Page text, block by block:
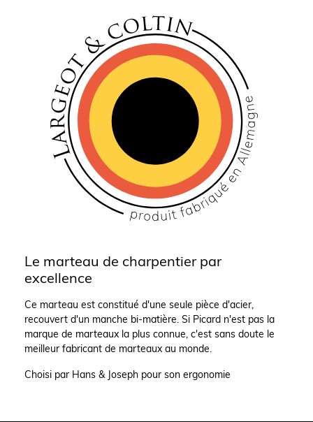
Le marteau de charpentier par
excellence
Ce marteau est constitué d'une seule pièce d'acier,
recouvert d'un manche bi-matière. Si Picard n'est pas la
marque de marteaux la plus connue, c'est sans doute le
meilleur fabricant de marteaux au monde.
Choisi par Hans & Joseph pour son ergonomie